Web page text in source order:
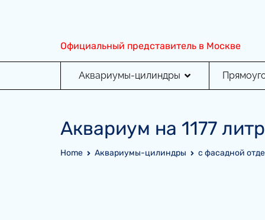
Официальный представитель в Москве
Аквариумы-цилиндры
Аквариум на 1177
Home Аквариумы-цилиндры с фасадной